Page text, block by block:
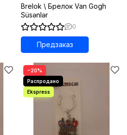
Brelok \ Брелок Van Gogh
Süsənlər
0
Предзаказ
−20%